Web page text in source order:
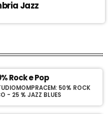
Jazz
Rock e Pop
50% ROCK
- 25 % JAZZ BLUES